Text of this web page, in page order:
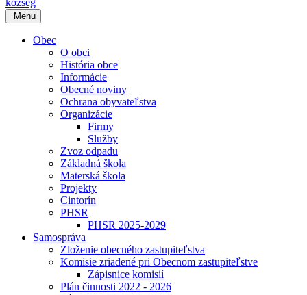
község
Menu
Obec
O obci
História obce
Informácie
Obecné noviny
Ochrana obyvateľstva
Organizácie
Firmy
Služby
Zvoz odpadu
Základná škola
Materská škola
Projekty
Cintorín
PHSR
PHSR 2025-2029
Samospráva
Zloženie obecného zastupiteľstva
Komisie zriadené pri Obecnom zastupiteľstve
Zápisnice komisií
Plán činnosti 2022 - 2026